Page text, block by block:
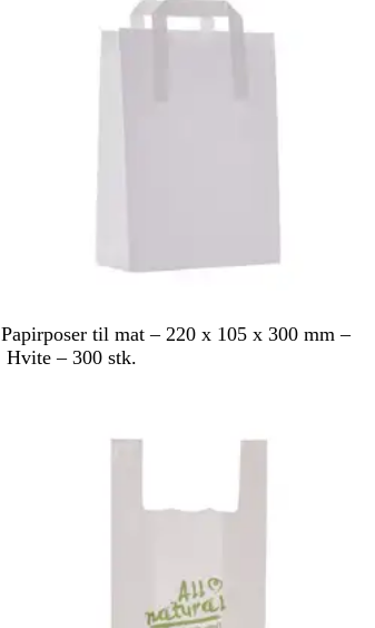
H
v
Papirposer til mat – 220 x 105 x 300 mm –
Hvite – 300 stk.